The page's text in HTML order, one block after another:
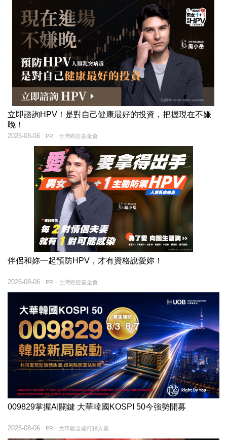
立即諮詢HPV！是對自己健康最好的投資，把握現在不嫌
晚！
PR・台灣癌症基金會
2026-08-06
伴侶和妳一起預防HPV，才有資格說愛妳！
PR・台灣癌症基金會
2026-08-06
009829掌握AI關鍵 大華韓國KOSPI 50今強勢開募
PR・大華銀全能行銷方案
2026-08-06